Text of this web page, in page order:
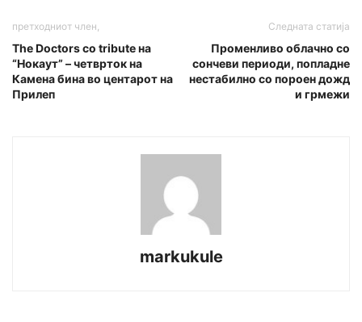
претходниот член,
The Doctors со tribute на
“Нокаут” – четврток на
Камена бина во центарот на
Прилеп
Следната статија
Променливо облачно со
сончеви периоди, попладне
нестабилно со пороен дожд
и грмежи
markukule